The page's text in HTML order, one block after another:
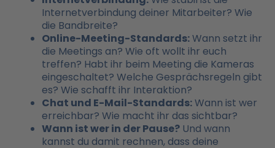
Internetverbindung deiner Mitarbeiter? Wie
die Bandbreite?
Online-Meeting-Standards:Wann setzt ihr
die Meetings an? Wie oft wollt ihr euch
treffen? Habt ihr beim Meeting die Kameras
eingeschaltet? Welche Gesprächsregeln gibt
es? Wie schafft ihr Interaktion?
Chat und E-Mail-Standards:Wann ist wer
erreichbar? Wie macht ihr das sichtbar?
Wann ist wer in der Pause? Und wann
kannst du damit rechnen, dass deine